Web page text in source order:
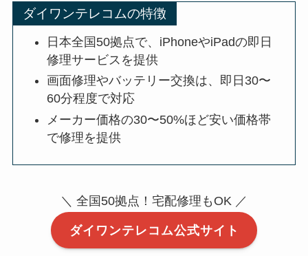
ダイワンテレコムの特徴
日本全国50拠点で、iPhoneやiPadの即日
修理サービスを提供
画面修理やバッテリー交換は、即日30〜
60分程度で対応
メーカー価格の30〜50%ほど安い価格帯
で修理を提供
＼ 全国50拠点！宅配修理もOK ／
ダイワンテレコム公式サイト